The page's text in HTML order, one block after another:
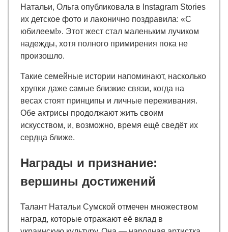
Натальи, Ольга опубликовала в Instagram Stories
их детское фото и лаконично поздравила: «С
юбилеем!». Этот жест стал маленьким лучиком
надежды, хотя полного примирения пока не
произошло.
Такие семейные истории напоминают, насколько
хрупки даже самые близкие связи, когда на
весах стоят принципы и личные переживания.
Обе актрисы продолжают жить своим
искусством, и, возможно, время ещё сведёт их
сердца ближе.
Награды и признание:
вершины достижений
Талант Натальи Сумской отмечен множеством
наград, которые отражают её вклад в